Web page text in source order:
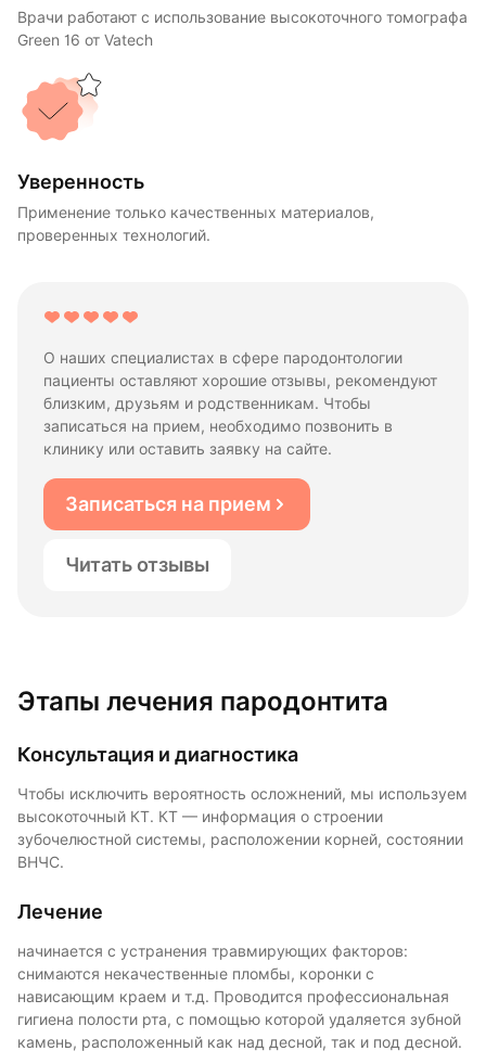
Врачи работают с использование высокоточного томографа
Green 16 от Vatech
Уверенность
Применение только качественных материалов,
проверенных технологий.
О наших специалистах в сфере пародонтологии
пациенты оставляют хорошие отзывы, рекомендуют
близким, друзьям и родственникам. Чтобы
записаться на прием, необходимо позвонить в
клинику или оставить заявку на сайте.
Записаться на прием
Читать отзывы
Этапы лечения пародонтита
Консультация и диагностика
Чтобы исключить вероятность осложнений, мы используем
высокоточный КТ. КТ — информация о строении
зубочелюстной системы, расположении корней, состоянии
ВНЧС.
Лечение
начинается с устранения травмирующих факторов:
снимаются некачественные пломбы, коронки с
нависающим краем и т.д. Проводится профессиональная
гигиена полости рта, с помощью которой удаляется зубной
камень, расположенный как над десной, так и под десной.